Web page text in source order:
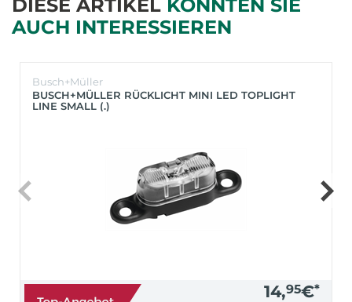
DIESE ARTIKEL KÖNNTEN SIE
AUCH INTERESSIEREN
Busch+Müller
BUSCH+MÜLLER RÜCKLICHT MINI LED TOPLIGHT
LINE SMALL (.)
14,95€*